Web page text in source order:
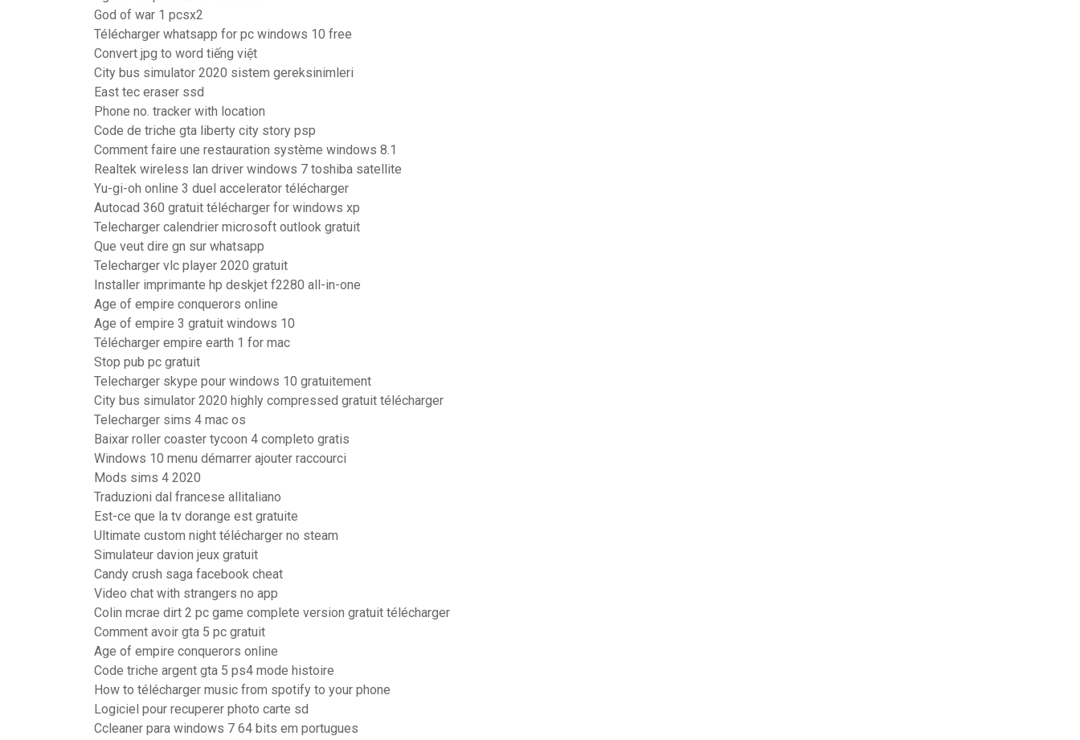
God of war 1 pcsx2
Télécharger whatsapp for pc windows 10 free
Convert jpg to word tiếng việt
City bus simulator 2020 sistem gereksinimleri
East tec eraser ssd
Phone no. tracker with location
Code de triche gta liberty city story psp
Comment faire une restauration système windows 8.1
Realtek wireless lan driver windows 7 toshiba satellite
Yu-gi-oh online 3 duel accelerator télécharger
Autocad 360 gratuit télécharger for windows xp
Telecharger calendrier microsoft outlook gratuit
Que veut dire gn sur whatsapp
Telecharger vlc player 2020 gratuit
Installer imprimante hp deskjet f2280 all-in-one
Age of empire conquerors online
Age of empire 3 gratuit windows 10
Télécharger empire earth 1 for mac
Stop pub pc gratuit
Telecharger skype pour windows 10 gratuitement
City bus simulator 2020 highly compressed gratuit télécharger
Telecharger sims 4 mac os
Baixar roller coaster tycoon 4 completo gratis
Windows 10 menu démarrer ajouter raccourci
Mods sims 4 2020
Traduzioni dal francese allitaliano
Est-ce que la tv dorange est gratuite
Ultimate custom night télécharger no steam
Simulateur davion jeux gratuit
Candy crush saga facebook cheat
Video chat with strangers no app
Colin mcrae dirt 2 pc game complete version gratuit télécharger
Comment avoir gta 5 pc gratuit
Age of empire conquerors online
Code triche argent gta 5 ps4 mode histoire
How to télécharger music from spotify to your phone
Logiciel pour recuperer photo carte sd
Ccleaner para windows 7 64 bits em portugues